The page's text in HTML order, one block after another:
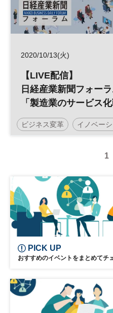
2020/10/13(火)
【LIVE配信】
日経産業新聞フォー
「製造業のサービス化
～コロナ禍における製
～
ビジネス変革 イノベー
1
PICK UP
おすすめのイベントをまとめてチ